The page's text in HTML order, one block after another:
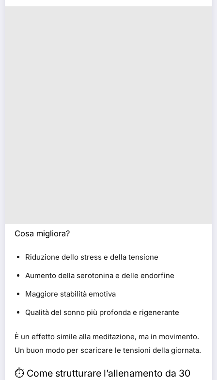
Cosa migliora?
Riduzione dello stress e della tensione
Aumento della serotonina e delle endorfine
Maggiore stabilità emotiva
Qualità del sonno più profonda e rigenerante
È un effetto simile alla meditazione, ma in movimento.
Un buon modo per scaricare le tensioni della giornata.
⏱️ Come strutturare l’allenamento da 30